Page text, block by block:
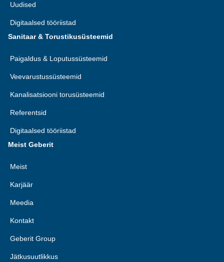
Uudised
Digitaalsed tööriistad
Sanitaar & Torustikusüsteemid
Paigaldus & Loputussüsteemid
Veevarustussüsteemid
Kanalisatsiooni torusüsteemid
Referentsid
Digitaalsed tööriistad
Meist Geberit
Meist
Karjäär
Meedia
Kontakt
Geberit Group
Jätkusuutlikkus